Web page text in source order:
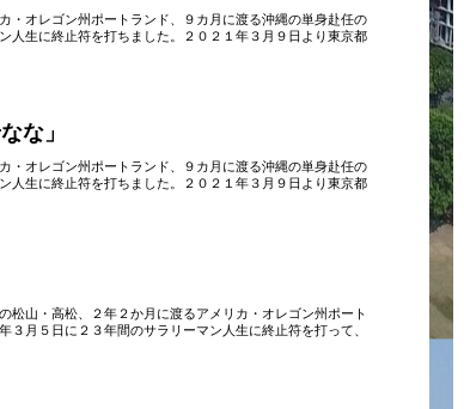
・オレゴン州ポートランド、９カ月に渡る沖縄の単身赴任の
人生に終止符を打ちました。２０２１年３月９日より東京都
な」
・オレゴン州ポートランド、９カ月に渡る沖縄の単身赴任の
人生に終止符を打ちました。２０２１年３月９日より東京都
松山・高松、２年２か月に渡るアメリカ・オレゴン州ポート
月５日に２３年間のサラリーマン人生に終止符を打って、